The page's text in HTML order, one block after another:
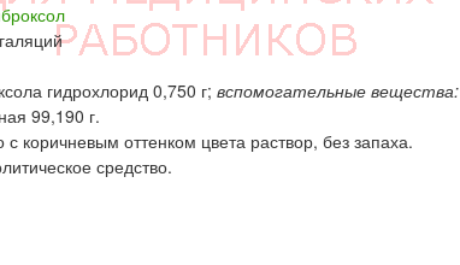
гидрохлорид 0,750 г; вспомогательные вещества:
99,190 г.
коричневым оттенком цвета раствор, без запаха.
средство.